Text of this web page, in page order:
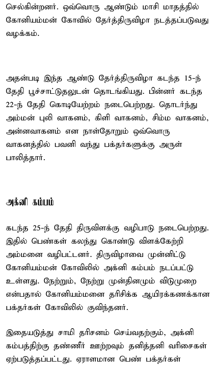
செல்கின்றனர். ஒவ்வொரு ஆண்டும் மாசி மாதத்தில்
கோனியம்மன் கோவில் தேர்த்திருவிழா நடத்தப்படுவது
வழக்கம்.
அதன்படி இந்த ஆண்டு தேர்த்திருவிழா கடந்த 15-ந்
தேதி பூச்சாட்டுதலுடன் தொடங்கியது. பின்னர் கடந்த
22-ந் தேதி கொடியேற்றம் நடைபெற்றது. தொடர்ந்து
அம்மன் புலி வாகனம், கிளி வாகனம், சிம்ம வாகனம்,
அன்னவாகனம் என நாள்தோறும் ஒவ்வொரு
வாகனத்தில் பவனி வந்து பக்தர்களுக்கு அருள்
பாலித்தார்.
அக்னி கம்பம்
கடந்த 25-ந் தேதி திருவிளக்கு வழிபாடு நடைபெற்றது.
இதில் பெண்கள் கலந்து கொண்டு விளக்கேற்றி
அம்மனை வழிபட்டனர். திருவிழாவை முன்னிட்டு
கோனியம்மன் கோவிலில் அக்னி கம்பம் நடப்பட்டு
உள்ளது. நேற்றும், நேற்று முன்தினமும் விடுமுறை
என்பதால் கோனியம்மனை தரிசிக்க ஆயிரக்கணக்கான
பக்தர்கள் கோவிலில் குவிந்தனர்.
இதையடுத்து சாமி தரிசனம் செய்வதற்கும், அக்னி
கம்பத்திற்கு தண்ணீர் ஊற்றவும் தனித்தனி வரிசைகள்
ஏற்படுத்தப்பட்டது. ஏராளமான பெண் பக்தர்கள்